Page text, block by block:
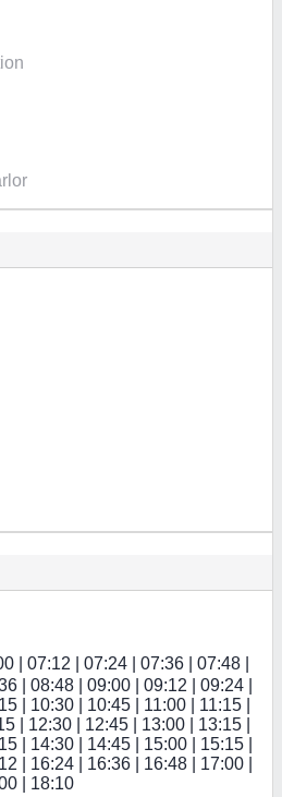
| 07:12 | 07:24 | 07:36 | 07:48 |
| 08:48 | 09:00 | 09:12 | 09:24 |
| 10:30 | 10:45 | 11:00 | 11:15 |
| 12:30 | 12:45 | 13:00 | 13:15 |
| 14:30 | 14:45 | 15:00 | 15:15 |
| 16:24 | 16:36 | 16:48 | 17:00 |
| 18:10